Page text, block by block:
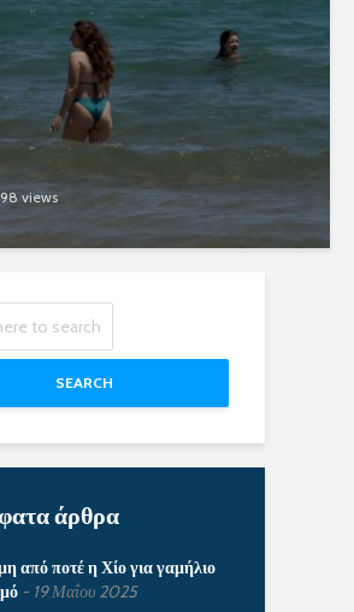
98 views
SEARCH
άρθρα
από ποτέ η Χίο για γαμήλιο
19 Μαΐου 2025